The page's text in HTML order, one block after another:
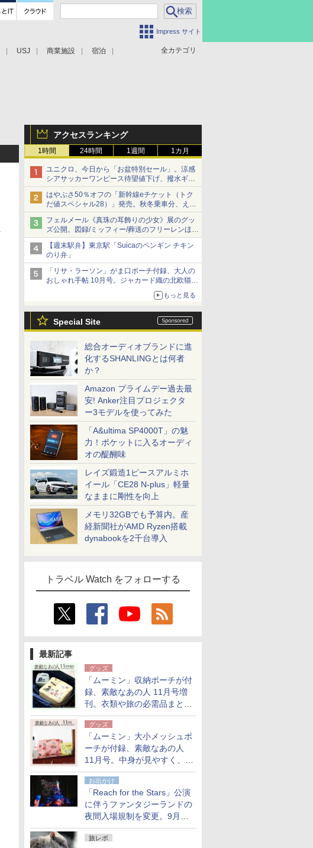
Impress サイト
全カテゴリ
USJ 商業施設 宿泊
アクセスランキング
1時間 24時間 1週間 1カ月
ユニクロ、今日から「お盆特別セール」。涼感
シアサッカーワンピース待望値下げ、撥水ギア
ショーツは1990円に
はやぶさ50％オフの「新幹線eチケット（トク
だ値スペシャル28）」発売。秋冬乗車分、えき
ねっと限定
フェルメール《真珠の耳飾りの少女》展のグッ
ズ公開。図録/ミッフィー/葬送のフリーレンほ
か、注目ブランドコラボが実現
【週末駅弁】東京駅「Suicaのペンギン チキン
のり弁」
「リサ・ラーソン」がま口ポーチ付録、大人の
おしゃれ手帖 10月号。ジャカード織の北欧猫デ
もっと見る
Special Site
総合オーディオブランドに進
化するSHANLINGとは何者
か？
Amazon プライムデー過去最
安! Anker注目プロジェクタ
ー3モデルを使ってみた
「A&ultima SP4000T」の魅
力！ポケットに入るオーディ
オの醍醐味
レイズ鍛造1ピースアルミホ
イール「CE28 N-plus」軽量
なままに剛性を向上
メモリ32GBでも予算内。産
経新聞社がAMD Ryzen搭載
dynabookを2千台導入
トラベル Watch をフォローする
最新記事
グッズ
「ムーミン」収納ポーチが付
録、素敵なあの人 11月号増
刊。衣類や旅の必需品まとま
る大小2個セット
グッズ
「ムーミン」大小メッシュポ
ーチが付録、素敵なあの人
11月号。中身が見やすく、温
泉スパにも使える
お出かけ
「Reach for the Stars」公演
に伴うファンタジーランドの
夜間入場規制を変更。9月か
ら18時50分～20時ごろに
旅レポ